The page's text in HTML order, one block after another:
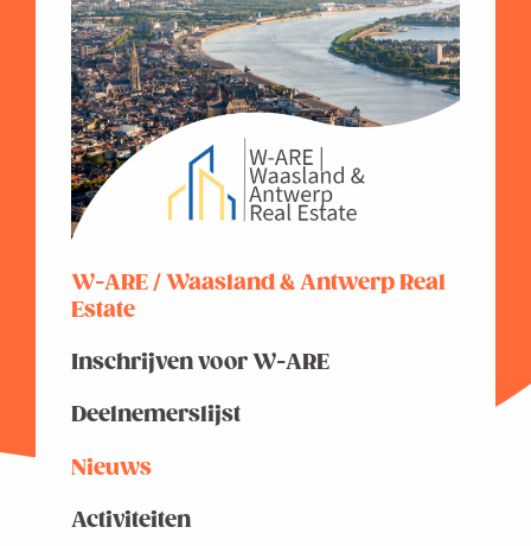
W-ARE / Waasland & Antwerp Real
Estate
Inschrijven voor W-ARE
Deelnemerslijst
Nieuws
Activiteiten
West-Vlaanderen